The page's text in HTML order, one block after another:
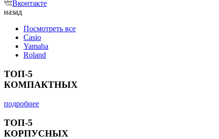
Вконтакте
назад
Посмотреть все
Casio
Yamaha
Roland
ТОП-5
КОМПАКТНЫХ
подробнее
ТОП-5
КОРПУСНЫХ